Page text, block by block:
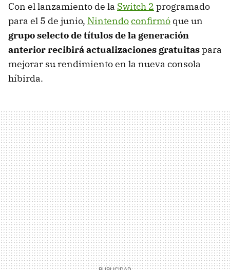
Con el lanzamiento de la Switch 2 programado
para el 5 de junio, Nintendoconfirmó que un
grupo selecto de títulos de la generación
anterior recibirá actualizaciones gratuitaspara
mejorar su rendimiento en la nueva consola
híbirda.